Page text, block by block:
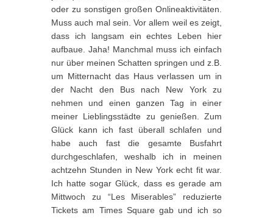
oder zu sonstigen großen Onlineaktivitäten.
Muss auch mal sein. Vor allem weil es zeigt,
dass ich langsam ein echtes Leben hier
aufbaue. Jaha! Manchmal muss ich einfach
nur über meinen Schatten springen und z.B.
um Mitternacht das Haus verlassen um in
der Nacht den Bus nach New York zu
nehmen und einen ganzen Tag in einer
meiner Lieblingsstädte zu genießen. Zum
Glück kann ich fast überall schlafen und
habe auch fast die gesamte Busfahrt
durchgeschlafen, weshalb ich in meinen
achtzehn Stunden in New York echt fit war.
Ich hatte sogar Glück, dass es gerade am
Mittwoch zu “Les Miserables” reduzierte
Tickets am Times Square gab und ich so